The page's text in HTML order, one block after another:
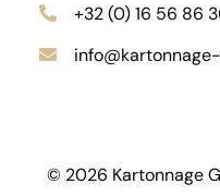
+32 (0) 16 56 86
© 2026 Kartonnage